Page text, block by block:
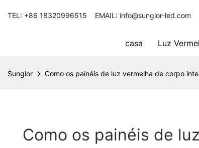
TEL: +86 18320996515 EMAIL: info@sunglor-led.com
casa Luz
Sunglor Como os painéis de luz vermelha de corpo
Como os painéis de